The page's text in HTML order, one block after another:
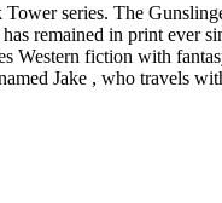
series. The
remained in print
Western fiction with
Jake , who travels